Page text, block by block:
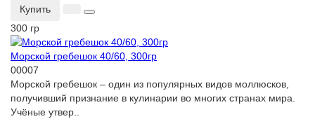
Купить
300 гр
Морской гребешок 40/60, 300гр
00007
Морской гребешок – один из популярных видов моллюсков,
получивший признание в кулинарии во многих странах мира.
Учёные утвер..